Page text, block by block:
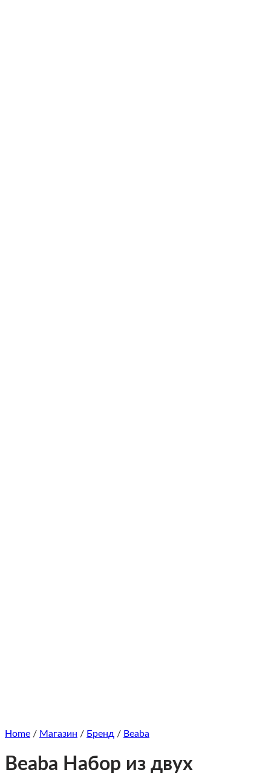
Home / Магазин / Бренд / Beaba
Beaba Набор из двух